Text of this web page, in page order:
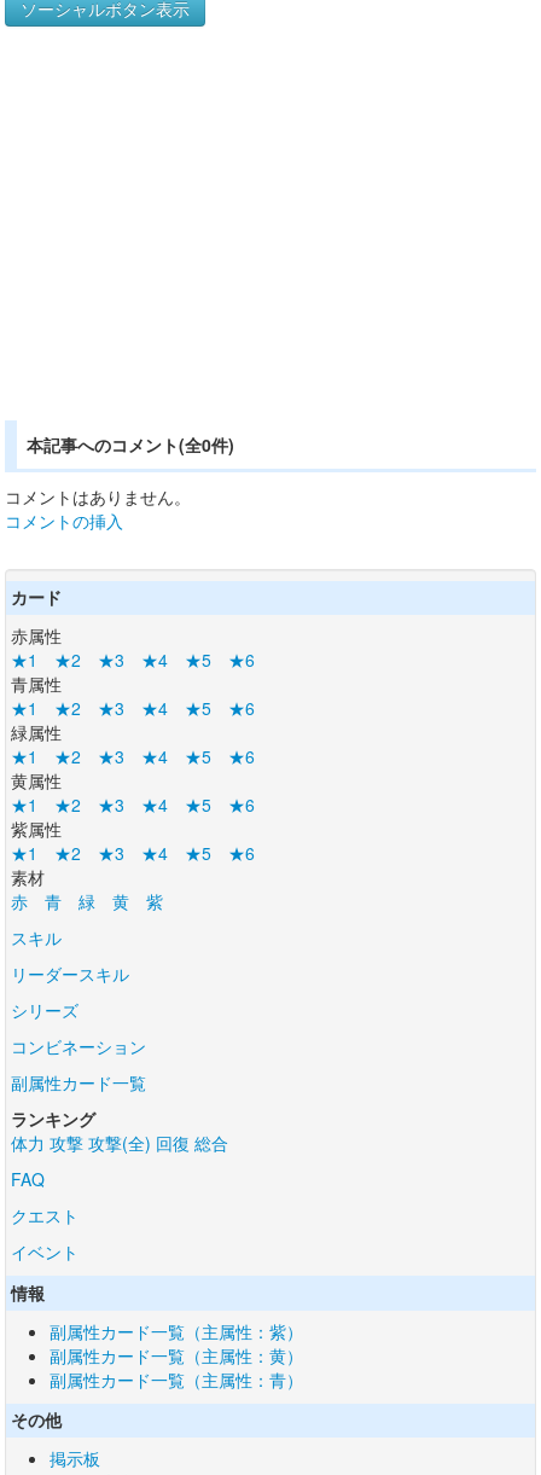
ソーシャルボタン表示
本記事へのコメント(全0件)
コメントはありません。
コメントの挿入
カード
赤属性
★1
★2 ★3 ★4 ★5
★6
青属性
★1
★2 ★3 ★4 ★5
★6
緑属性
★1
★2 ★3 ★4 ★5
★6
黄属性
★1
★2 ★3 ★4 ★5
★6
紫属性
★1
★2 ★3 ★4 ★5
★6
素材
赤
青 緑 黄
紫
スキル
リーダースキル
シリーズ
コンビネーション
副属性カード一覧
ランキング
体力 攻撃 攻撃(全) 回復 総合
FAQ
クエスト
イベント
情報
副属性カード一覧（主属性：紫）
副属性カード一覧（主属性：黄）
副属性カード一覧（主属性：青）
その他
掲示板